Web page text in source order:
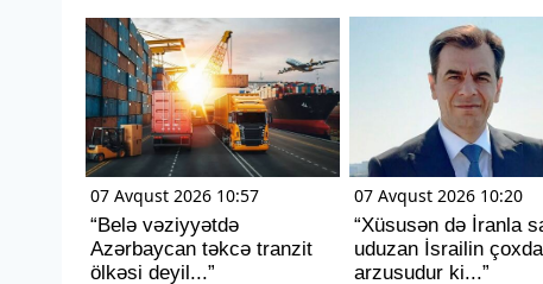
07 Avqust 2026 10:57
“Belə vəziyyətdə
Azərbaycan təkcə tranzit
ölkəsi deyil...”
07 Avqust 2026 10:20
“Xüsusən də İranla
uduzan İsrailin
arzusudur ki...”